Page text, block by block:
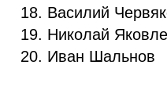
18. Василий
19. Николай
20. Иван Шальнов